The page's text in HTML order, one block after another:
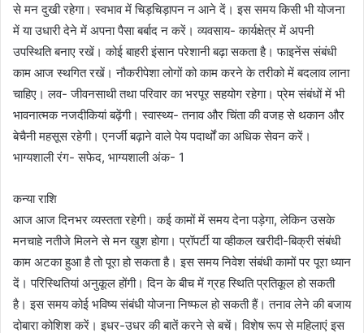
से मन दुखी रहेगा। स्वभाव में चिड़चिड़ापन न आने दें। इस समय किसी भी योजना
में या उधारी देने में अपना पैसा बर्बाद न करें। व्यवसाय- कार्यक्षेत्र में अपनी
उपस्थिति बनाए रखें। कोई बाहरी इंसान परेशानी बढ़ा सकता है। फाइनेंस संबंधी
काम आज स्थगित रखें। नौकरीपेशा लोगों को काम करने के तरीको में बदलाव लाना
चाहिए। लव- जीवनसाथी तथा परिवार का भरपूर सहयोग रहेगा। प्रेम संबंधों में भी
भावनात्मक नजदीकियां बढ़ेंगी। स्वास्थ्य- तनाव और चिंता की वजह से थकान और
बेचैनी महसूस रहेगी। एनर्जी बढ़ाने वाले पेय पदार्थों का अधिक सेवन करें।
भाग्यशाली रंग- सफेद, भाग्यशाली अंक- 1
कन्या राशि
आज आज दिनभर व्यस्तता रहेगी। कई कामों में समय देना पड़ेगा, लेकिन उसके
मनचाहे नतीजे मिलने से मन खुश होगा। प्रॉपर्टी या व्हीकल खरीदी-बिक्री संबंधी
काम अटका हुआ है तो पूरा हो सकता है। इस समय निवेश संबंधी कामों पर पूरा ध्यान
दें। परिस्थितियां अनुकूल होंगी। दिन के बीच में ग्रह स्थिति प्रतिकूल हो सकती
है। इस समय कोई भविष्य संबंधी योजना निष्फल हो सकती हैं। तनाव लेने की बजाय
दोबारा कोशिश करें। इधर-उधर की बातें करने से बचें। विशेष रूप से महिलाएं इस